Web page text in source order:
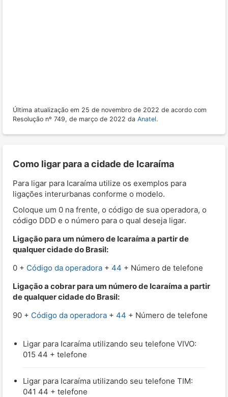
Última atualização em 25 de novembro de 2022 de acordo com
Resolução nº 749, de março de 2022 da Anatel.
Como ligar para a cidade de Icaraíma
Para ligar para Icaraíma utilize os exemplos para
ligações interurbanas conforme o modelo.
Coloque um 0 na frente, o código de sua operadora, o
código DDD e o número para o qual deseja ligar.
Ligação para um número de Icaraíma a partir de
qualquer cidade do Brasil:
0 + Código da operadora + 44 + Número de telefone
Ligação a cobrar para um número de Icaraíma a partir
de qualquer cidade do Brasil:
90 + Código da operadora + 44 + Número de telefone
Ligar para Icaraíma utilizando seu telefone VIVO:
015 44 + telefone
Ligar para Icaraíma utilizando seu telefone TIM:
041 44 + telefone